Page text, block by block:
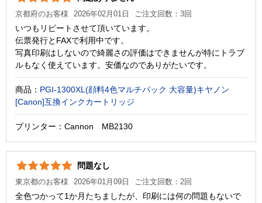
京都府のお客様 2026年02月01日 ご注文回数：3回
いつもリピートさせて頂いています。
伝票発行とFAXで利用中です。
写真印刷はしないので綺麗さの評価はできませんが特にトラブ
ルもなく使えています。安価なのでありがたいです。
商品： PGI-1300XL(顔料4色マルチパック 大容量)キヤノン
[Canon]互換インクカートリッジ
プリンター：Cannon MB2130
問題なし
東京都のお客様 2026年01月09日 ご注文回数：2回
全色つかって1か月たちましたが、印刷には何の問題もないで